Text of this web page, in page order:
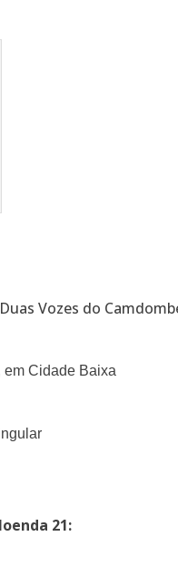
Vozes do
em Cidade Baixa
21: